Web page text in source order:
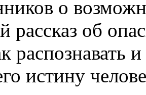
о
рассказ об
распознавать
истину